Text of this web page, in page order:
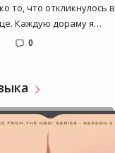
то, что откликнулось в
Каждую дораму я
через себя пропустила
0